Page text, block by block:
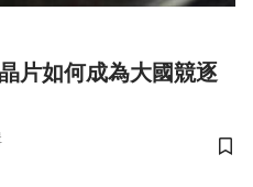
片如何成為大國競逐
儲